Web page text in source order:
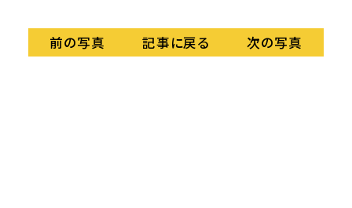
前の写真 記事に戻る 次の写真